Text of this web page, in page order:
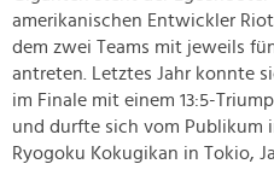
amerikanischen Entwickler
dem zwei Teams mit jeweils
antreten. Letztes Jahr konnte
im Finale mit einem 13:5-
und durfte sich vom Publikum
Ryogoku Kokugikan in Tokio,